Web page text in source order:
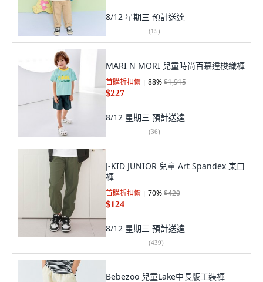
8/12 星期三 預計送達
(15)
MARI N MORI 兒童時尚百慕達梭織褲
首購折扣價 88%$1,915
$227
8/12 星期三 預計送達
(36)
J-KID JUNIOR 兒童 Art Spandex 束口
褲
首購折扣價 70%$420
$124
8/12 星期三 預計送達
(439)
Bebezoo 兒童Lake中長版工裝褲